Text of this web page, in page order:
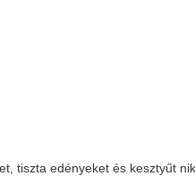
tiszta edényeket és kesztyűt